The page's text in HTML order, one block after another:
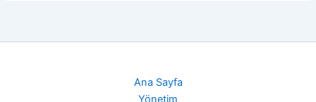
Ana Sayfa
Yönetim